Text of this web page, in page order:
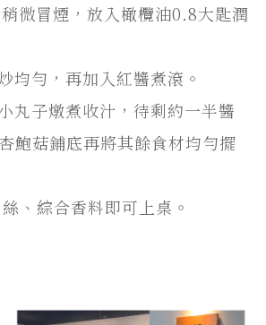
微冒煙，放入橄欖油0.8大匙潤
均勻，再加入紅醬煮滾。
丸子燉煮收汁，待剩約一半醬
鮑菇鋪底再將其餘食材均勻擺
、綜合香料即可上桌。